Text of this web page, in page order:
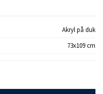
Akryl på duk
73x109 cm